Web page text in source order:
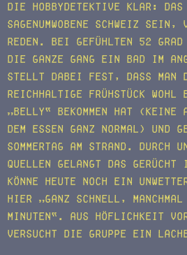
die Hobbydetektive klar: Das
sagenumwobene Schweiz
reden. Bei gefühlten 52 Grad
die ganze Gang ein Bad im
stellt dabei fest, dass man
reichhaltige Frühstück wohl
„Belly“ bekommen hat
dem Essen ganz normal)
Sommertag am Strand. Durch
Quellen gelangt das Gerücht
könne heute noch ein
hier „ganz schnell,
Minuten“. Aus Höflichkeit vor
versucht die Gruppe ein